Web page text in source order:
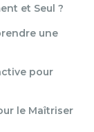
et Seul ?
une
pour
le Maîtriser